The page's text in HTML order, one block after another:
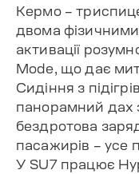
Кермо –
двома
активації
Mode, що дає
Сидіння з
панорамний дах
бездротова
пасажирів – усе
У SU7 працює